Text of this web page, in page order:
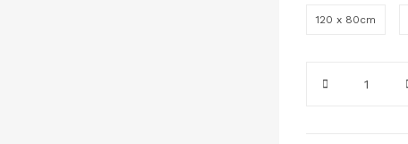
120 x 80cm